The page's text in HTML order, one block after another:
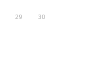
29 30